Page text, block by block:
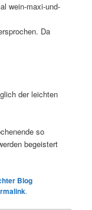
wein-maxi-und-
Da
der leichten
so
begeistert
Blog
.